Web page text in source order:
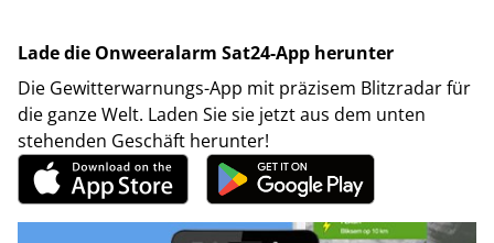
Lade die Onweeralarm Sat24-App herunter
Die Gewitterwarnungs-App mit präzisem Blitzradar für
die ganze Welt. Laden Sie sie jetzt aus dem unten
stehenden Geschäft herunter!